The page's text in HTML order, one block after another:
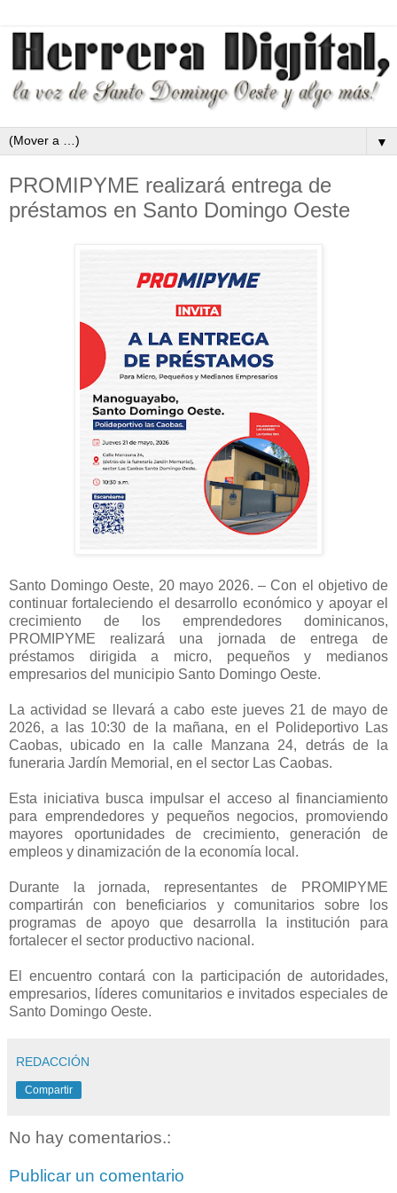
▼
PROMIPYME realizará entrega de
préstamos en Santo Domingo Oeste
Santo Domingo Oeste, 20 mayo 2026. – Con el objetivo de
continuar fortaleciendo el desarrollo económico y apoyar el
crecimiento de los emprendedores dominicanos,
PROMIPYME realizará una jornada de entrega de
préstamos dirigida a micro, pequeños y medianos
empresarios del municipio Santo Domingo Oeste.
La actividad se llevará a cabo este jueves 21 de mayo de
2026, a las 10:30 de la mañana, en el Polideportivo Las
Caobas, ubicado en la calle Manzana 24, detrás de la
funeraria Jardín Memorial, en el sector Las Caobas.
Esta iniciativa busca impulsar el acceso al financiamiento
para emprendedores y pequeños negocios, promoviendo
mayores oportunidades de crecimiento, generación de
empleos y dinamización de la economía local.
Durante la jornada, representantes de PROMIPYME
compartirán con beneficiarios y comunitarios sobre los
programas de apoyo que desarrolla la institución para
fortalecer el sector productivo nacional.
El encuentro contará con la participación de autoridades,
empresarios, líderes comunitarios e invitados especiales de
Santo Domingo Oeste.
REDACCIÓN
Compartir
No hay comentarios.:
Publicar un comentario